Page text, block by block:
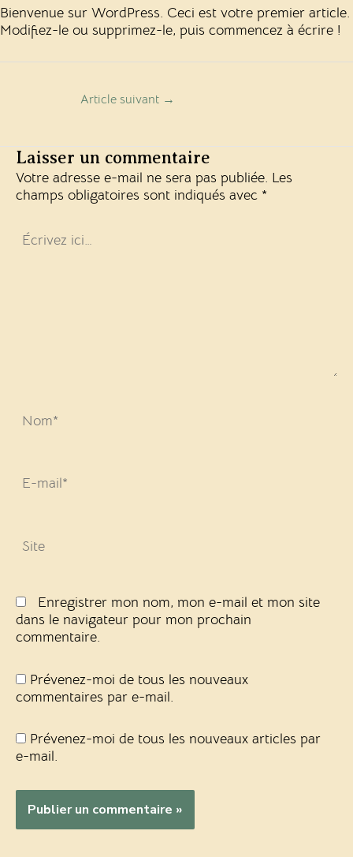
Bienvenue sur WordPress. Ceci est votre premier article.
Modifiez-le ou supprimez-le, puis commencez à écrire !
Article suivant →
Laisser un commentaire
Votre adresse e-mail ne sera pas publiée. Les
champs obligatoires sont indiqués avec *
Écrivez
ici…
Nom*
E-
mail*
Site
Enregistrer mon nom, mon e-mail et mon site
dans le navigateur pour mon prochain
commentaire.
Prévenez-moi de tous les nouveaux
commentaires par e-mail.
Prévenez-moi de tous les nouveaux articles par
e-mail.